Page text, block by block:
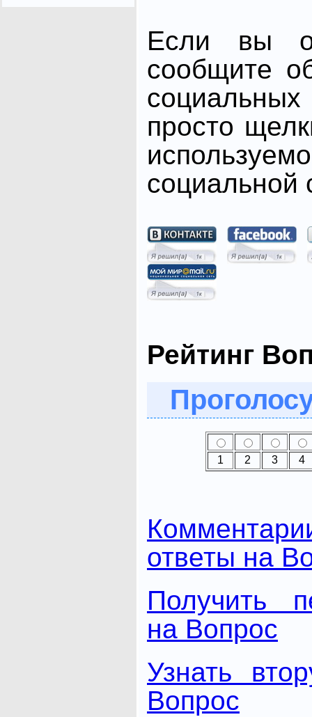
Если вы
сообщите
просто
социальной
Рейтинг
1 2 3 4
ответы на
Получить
на Вопрос
Узнать
Вопрос